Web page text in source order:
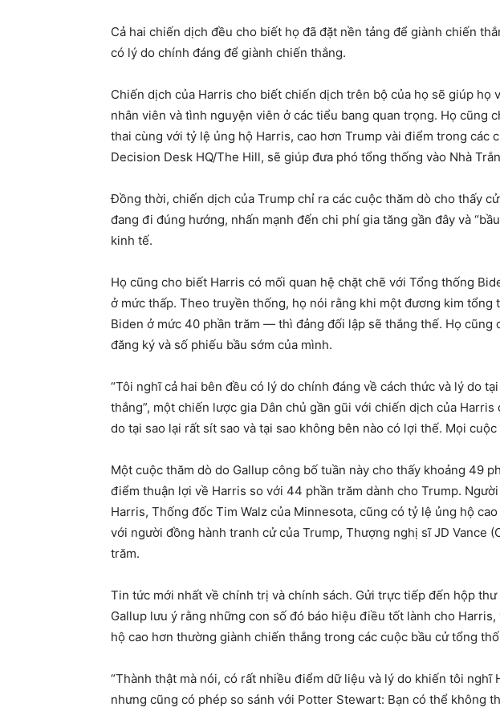
Cả hai chiến dịch đều cho biết họ đã đặt nền tảng để giành chiến
có lý do chính đáng để giành chiến thắng.
Chiến dịch của Harris cho biết chiến dịch trên bộ của họ sẽ giúp họ
nhân viên và tình nguyện viên ở các tiểu bang quan trọng. Họ cũng
thai cùng với tỷ lệ ủng hộ Harris, cao hơn Trump vài điểm trong các
Decision Desk HQ/The Hill, sẽ giúp đưa phó tổng thống vào Nhà
Đồng thời, chiến dịch của Trump chỉ ra các cuộc thăm dò cho thấy
đang đi đúng hướng, nhấn mạnh đến chi phí gia tăng gần đây và
kinh tế.
Họ cũng cho biết Harris có mối quan hệ chặt chẽ với Tổng thống
ở mức thấp. Theo truyền thống, họ nói rằng khi một đương kim
Biden ở mức 40 phần trăm — thì đảng đối lập sẽ thắng thế. Họ cũng
đăng ký và số phiếu bầu sớm của mình.
“Tôi nghĩ cả hai bên đều có lý do chính đáng về cách thức và lý do
thắng”, một chiến lược gia Dân chủ gần gũi với chiến dịch của
do tại sao lại rất sít sao và tại sao không bên nào có lợi thế. Mọi
Một cuộc thăm dò do Gallup công bố tuần này cho thấy khoảng 49
điểm thuận lợi về Harris so với 44 phần trăm dành cho Trump.
Harris, Thống đốc Tim Walz của Minnesota, cũng có tỷ lệ ủng hộ
với người đồng hành tranh cử của Trump, Thượng nghị sĩ JD Vance
trăm.
Tin tức mới nhất về chính trị và chính sách. Gửi trực tiếp đến hộp thư
Gallup lưu ý rằng những con số đó báo hiệu điều tốt lành cho
hộ cao hơn thường giành chiến thắng trong các cuộc bầu cử tổng
“Thành thật mà nói, có rất nhiều điểm dữ liệu và lý do khiến tôi nghĩ
nhưng cũng có phép so sánh với Potter Stewart: Bạn có thể không